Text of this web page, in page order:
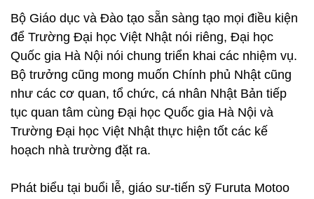
Bộ Giáo dục và Đào tạo sẵn sàng tạo mọi điều kiện
để Trường Đại học Việt Nhật nói riêng, Đại học
Quốc gia Hà Nội nói chung triển khai các nhiệm vụ.
Bộ trưởng cũng mong muốn Chính phủ Nhật cũng
như các cơ quan, tổ chức, cá nhân Nhật Bản tiếp
tục quan tâm cùng Đại học Quốc gia Hà Nội và
Trường Đại học Việt Nhật thực hiện tốt các kế
hoạch nhà trường đặt ra.
Phát biểu tại buổi lễ, giáo sư-tiến sỹ Furuta Motoo